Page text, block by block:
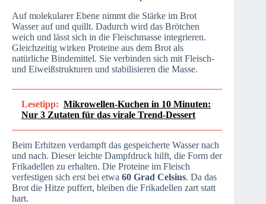
Auf molekularer Ebene nimmt die Stärke im Brot
Wasser auf und quillt. Dadurch wird das Brötchen
weich und lässt sich in die Fleischmasse integrieren.
Gleichzeitig wirken Proteine aus dem Brot als
natürliche Bindemittel. Sie verbinden sich mit Fleisch-
und Eiweißstrukturen und stabilisieren die Masse.
Lesetipp: Mikrowellen-Kuchen in 10 Minuten:
Nur 3 Zutaten für das virale Trend-Dessert
Beim Erhitzen verdampft das gespeicherte Wasser nach
und nach. Dieser leichte Dampfdruck hilft, die Form der
Frikadellen zu erhalten. Die Proteine im Fleisch
verfestigen sich erst bei etwa 60 Grad Celsius. Da das
Brot die Hitze puffert, bleiben die Frikadellen zart statt
hart.